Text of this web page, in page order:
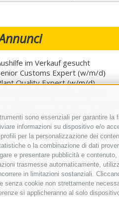
sono essenziali per garantire
informazioni su dispositivo e/o
per la personalizzazione dei
o la combinazione di dati
e presentare pubblicità e
trasmesse automaticamente,
in limitazioni sostanziali.
cookie non strettamente
si applicheranno al solo
im Verkauf gesucht
Customs Expert (w/m/d)
Quality Expert (w/m/d)
Reinigungskraft (w/m/d) in Teilzeit
TUTTE LE CATEGORIE -
CREARE UN